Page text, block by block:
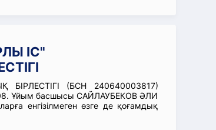
ІС"
(БСН 240640003817)
Ұйым басшысы САЙЛАУБЕКОВ ӘЛИ
енгізілмеген өзге де қоғамдық